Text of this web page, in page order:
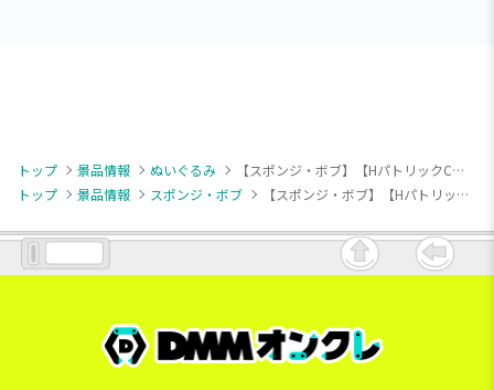
トップ 景品情報 ぬいぐるみ
【スポンジ・ボブ】【HパトリックC】スポンジ・ボブ むっちりもっちりスクエアぬいぐるみ2
トップ
景品情報 スポンジ・ボブ 【スポンジ・ボブ】【HパトリックC】スポンジ・ボブ むっちりもっちりスクエアぬいぐるみ2